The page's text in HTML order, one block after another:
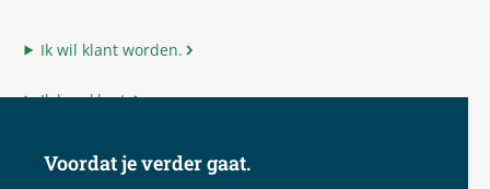
Voordat je verder gaat.
Ik wil klant worden.
Ik ben klant.
Ik ben adviseur.